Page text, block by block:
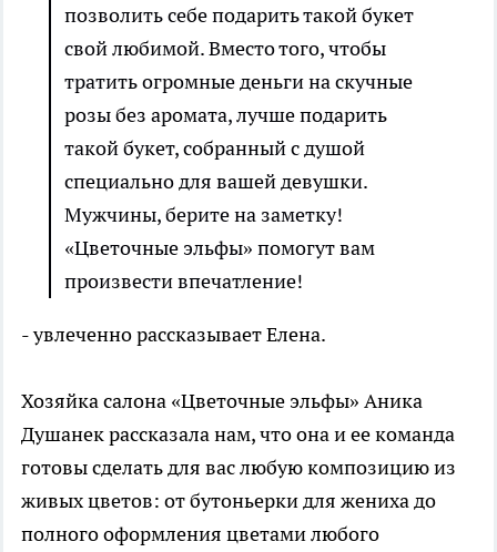
позволить себе подарить такой букет
свой любимой. Вместо того, чтобы
тратить огромные деньги на скучные
розы без аромата, лучше подарить
такой букет, собранный с душой
специально для вашей девушки.
Мужчины, берите на заметку!
«Цветочные эльфы» помогут вам
произвести впечатление!
- увлеченно рассказывает Елена.
Хозяйка салона «Цветочные эльфы» Аника
Душанек рассказала нам, что она и ее команда
готовы сделать для вас любую композицию из
живых цветов: от бутоньерки для жениха до
полного оформления цветами любого